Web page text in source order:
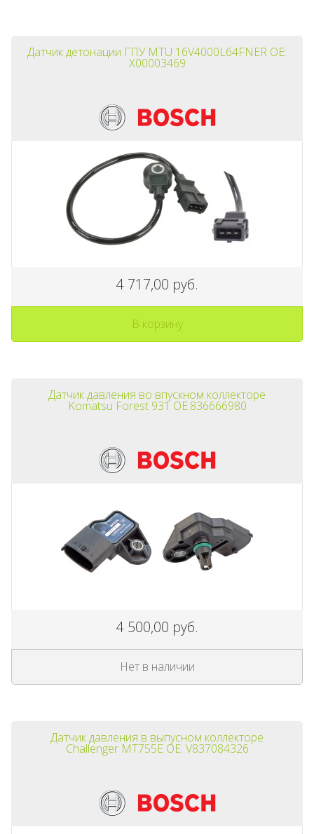
Датчик детонации ГПУ MTU 16V4000L64FNER OE:
X00003469
4 717,00 руб.
В корзину
Датчик давления во впускном коллекторе
Komatsu Forest 931 OE:836666980
4 500,00 руб.
Нет в наличии
Датчик давления в выпусном коллекторе
Challenger MT755E OE: V837084326